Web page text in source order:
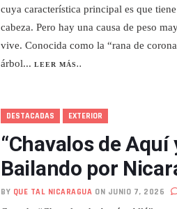
cuya característica principal es que
cabeza. Pero hay una causa de peso
vive. Conocida como la “rana de
árbol... LEER MÁS..
DESTACADAS EXTERIOR
“Chavalos de Aquí
Bailando por
BY QUE TAL NICARAGUA ON JUNIO 7, 2026